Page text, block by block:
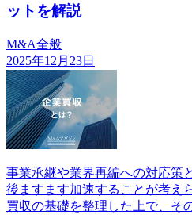
ットを解説
M&A全般
2025年12月23日
事業承継や業界再編への対応策
後ますます加速することが考え
買収の基礎を整理した上で、そ